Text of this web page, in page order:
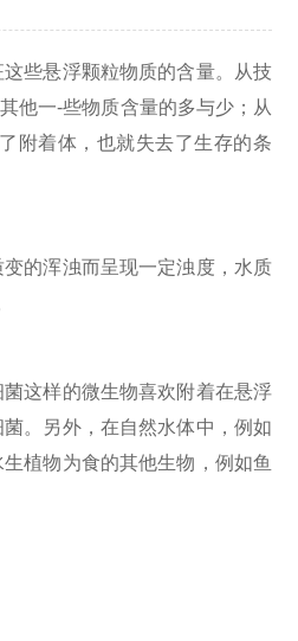
些悬浮颗粒物质的含量。从技
他一-些物质含量的多与少；从
附着体，也就失去了生存的条
的浑浊而呈现一定浊度，水质
这样的微生物喜欢附着在悬浮
。另外，在自然水体中，例如
植物为食的其他生物，例如鱼